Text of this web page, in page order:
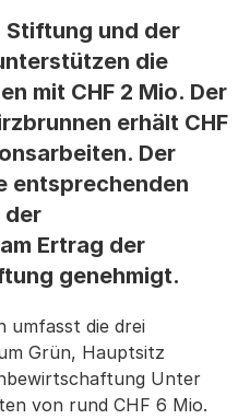
Stiftung und der
die
mit CHF 2 Mio. Der
erhält CHF
Der
entsprechenden
der
Ertrag der
genehmigt.
umfasst die drei
Grün, Hauptsitz
Unter
von rund CHF 6 Mio.